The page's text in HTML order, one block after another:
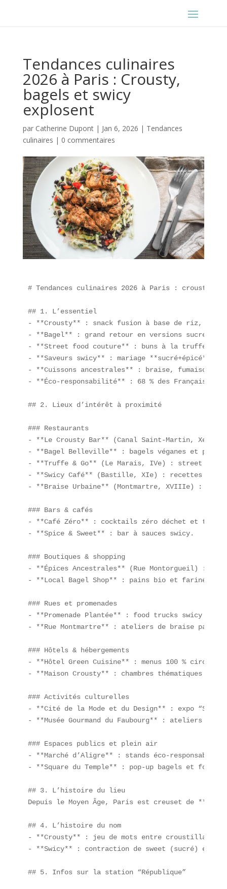
Tendances culinaires
2026 à Paris : Crousty,
bagels et swicy
explosent
par Catherine Dupont| Jan 6, 2026 | Tendances
culinaires | 0 commentaires
# Tendances culinaires 2026 à Paris : crousty,
## 1. L’essentiel
- **Crousty** : snack fusion à base de riz,
- **Bagel** : grand retour en versions
- **Street food couture** : buns à la truffe,
- **Saveurs swicy** : mariage **sucré+épicé**
- **Cuissons ancestrales** : braise, fumaison,
- **Éco-responsabilité** : 68 % des Français
## 2. Lieux d’intérêt à proximité
### Restaurants
- **Le Crousty Bar** (Canal Saint-Martin, Xe) :
- **Bagel Belleville** : bagels véganes et
- **Truffe & Go** (Le Marais, IVe) : street
- **Swicy Café** (Bastille, XIe) : recettes
- **Braise Urbaine** (Montmartre, XVIIIe) :
### Bars & cafés
- **Café Zéro** : cocktails zéro déchet et
- **Spice & Sweet** : bar à sauces swicy.
### Boutiques & shopping
- **Épices Ancestrales** (Rue Montorgueil) :
- **Local Bagel Shop** : pains bio et farines
### Rues et promenades
- **Promenade Plantée** : food trucks swicy au
- **Rue Montmartre** : ateliers de braise
### Hôtels & hébergements
- **Hôtel Green Cuisine** : menus 100 %
- **Maison Crousty** : chambres thématiques
### Activités culturelles
- **Cité de la Mode et du Design** : expo
- **Musée Gourmand du Faubourg** : ateliers de
### Espaces publics et plein air
- **Marché d’Aligre** : stands éco-
- **Square du Temple** : pop-up bagels et food
## 3. L’histoire du lieu
Depuis le Moyen Âge, Paris est creuset de
## 4. L’histoire du nom
- **Crousty** : jeu de mots entre croustillant
- **Swicy** : contraction de sweet (sucré) et
## 5. Infos sur la station “République”